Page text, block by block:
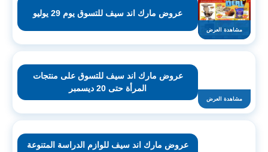
مشاهدة العرض
عروض مارك اند سيف للتسوق يوم 29 يوليو
مشاهدة العرض
عروض مارك اند سيف للتسوق على منتجات
المرأة حتى 20 ديسمبر
عروض مارك اند سيف للوازم الدراسة المتنوعة